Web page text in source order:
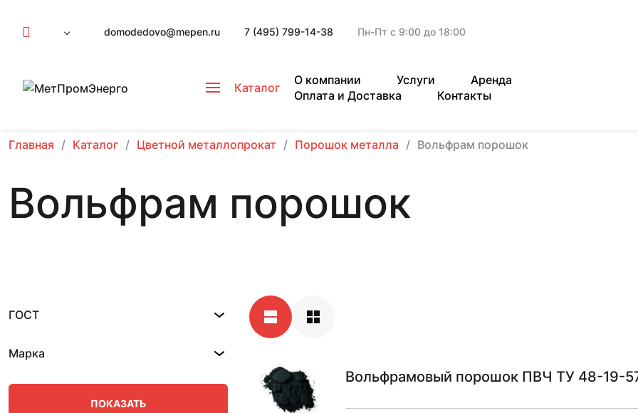
domodedovo@mepen.ru 7 (495) 799-14-38 Пн-Пт с 9:00 до 18:00
Каталог
О компании Услуги
Аренда
Оплата и Доставка
Контакты
Главная Каталог Цветной металлопрокат Порошок металла Вольфрам порошок
Вольфрам порошок
ГОСТ
Марка
Вольфрамовый порошок ПВЧ ТУ 48-19-